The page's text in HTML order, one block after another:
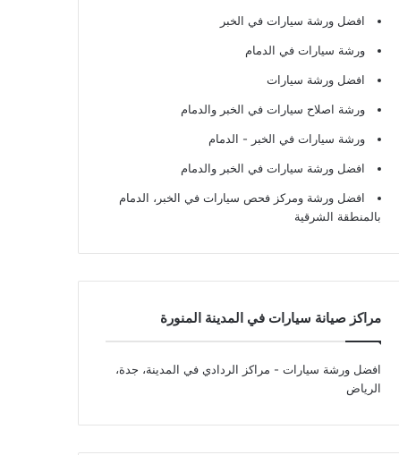
افضل ورشة سيارات في الخبر
ورشة سيارات في الدمام
افضل ورشة سيارات
ورشة اصلاح سيارات في الخبر والدمام
ورشة سيارات في الخبر - الدمام
افضل ورشة سيارات في الخبر والدمام
افضل ورشة ومركز فحص سيارات في الخبر، الدمام
بالمنطقة الشرقية
مراكز صيانة سيارات في المدينة المنورة
افضل ورشة سيارات - مراكز الردادي في المدينة، جدة،
الرياض